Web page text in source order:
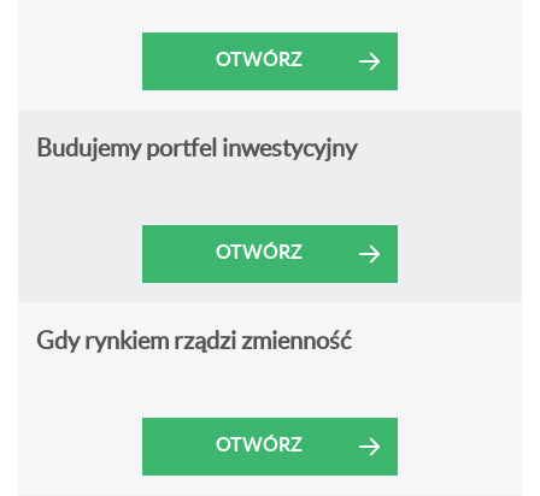
OTWÓRZ
Budujemy portfel inwestycyjny
OTWÓRZ
Gdy rynkiem rządzi zmienność
OTWÓRZ